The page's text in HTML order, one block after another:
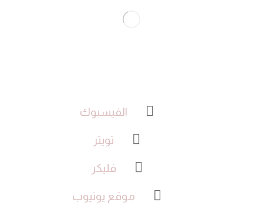
الفيسبوك
تويتر
فليكر
موقع يوتيوب